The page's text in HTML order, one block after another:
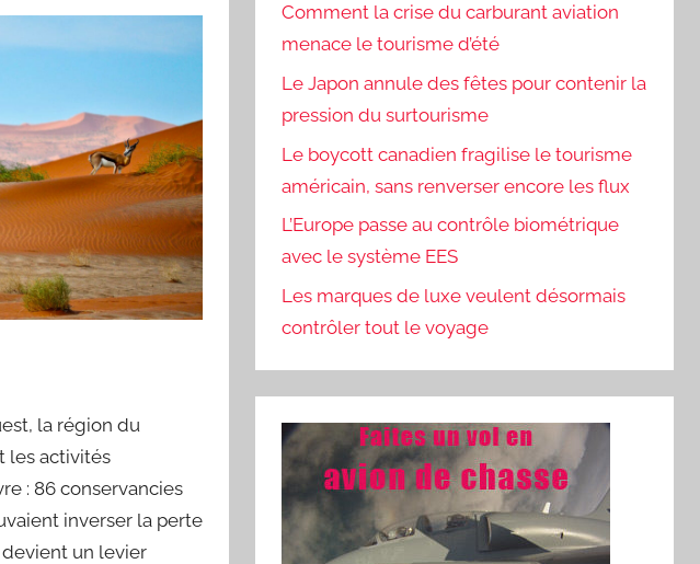
la région du
les activités
: 86 conservancies
inverser la perte
un levier
Comment la crise du carburant aviation
menace le tourisme d’été
Le Japon annule des fêtes pour contenir la
pression du surtourisme
Le boycott canadien fragilise le tourisme
américain, sans renverser encore les flux
L’Europe passe au contrôle biométrique
avec le système EES
Les marques de luxe veulent désormais
contrôler tout le voyage